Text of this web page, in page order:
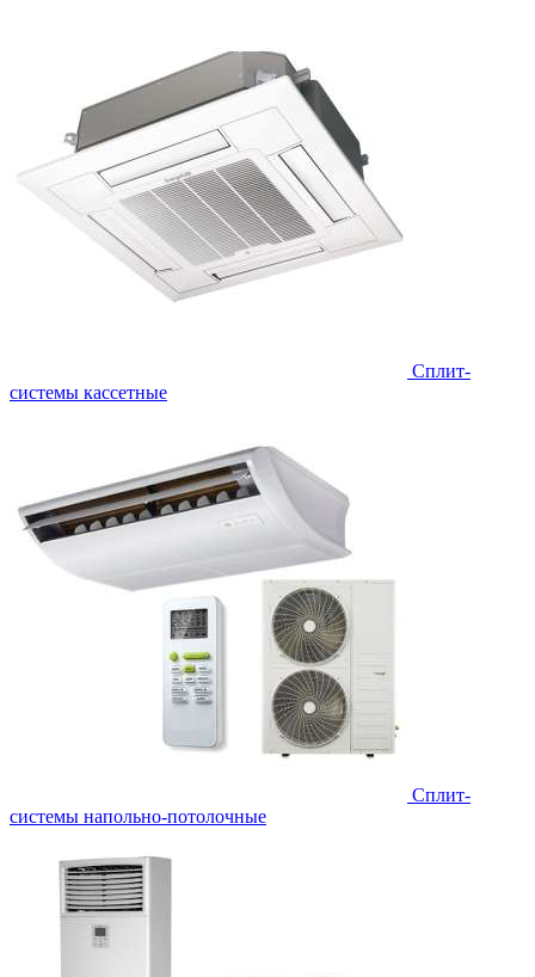
Сплит-
системы кассетные
Сплит-
системы напольно-потолочные